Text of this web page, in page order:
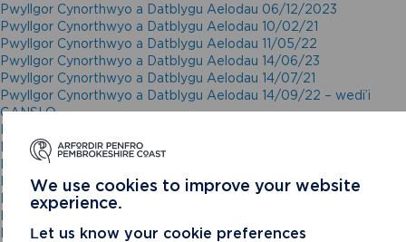
Pwyllgor Cynorthwyo a Datblygu Aelodau 06/12/2023
Pwyllgor Cynorthwyo a Datblygu Aelodau 10/02/21
Pwyllgor Cynorthwyo a Datblygu Aelodau 11/05/22
Pwyllgor Cynorthwyo a Datblygu Aelodau 14/06/23
Pwyllgor Cynorthwyo a Datblygu Aelodau 14/07/21
Pwyllgor Cynorthwyo a Datblygu Aelodau 14/09/22 – wedi’i
GANSLO
Pwyllgor Cynorthwyo a Datblygu Aelodau 17/04/2024
Pwyllgor Cynorthwyo a Datblygu Aelodau 21/10/20
Pwyllgor Cynorthwyo a Datblygu Aelodau 27/09/2023
Pwyllgor Grantiau 21/01/2026
Pwyllgor Gwasanaethau Pobl 15/01/25
Pwyllgor Gwasanaethau Pobl 18/09/24
We use cookies to improve your website
experience.
Let us know your cookie preferences